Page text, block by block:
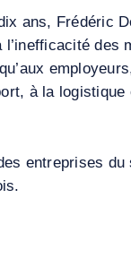
ans, Frédéric
des
à la logistique
entreprises du